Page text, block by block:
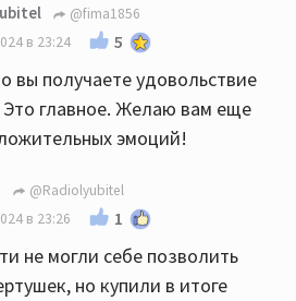
@fima1856
в 23:24
5
вы получаете удовольствие
Это главное. Желаю вам еще
эмоций!
@Radiolyubitel
в 23:26
1
не могли себе позволить
но купили в итоге